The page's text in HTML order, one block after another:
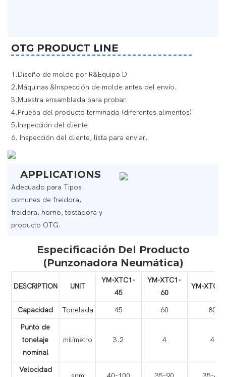
OTG PRODUCT LINE
1.Diseño de molde por R&Equipo D
2.Máquinas &Inspección de molde antes del envío.
3.Muestra ensamblada para probar.
4.Prueba del producto terminado (diferentes alimentos)
5.Inspección del cliente
6. Inspección del cliente, lista para enviar.
APPLICATIONS
Adecuado para Tipos
comunes de freidora,
freidora, horno, tostadora y
producto OTG.
Especificación Del Producto
(punzonadora Neumática)
DESCRIPTION UNIT
YM-XTC1-
45
YM-XTC1-
60
YM-XTC1-
Capacidad Tonelada 45 60
80
Punto de
tonelaje
nominal
milímetro 3.2 4 4
Velocidad